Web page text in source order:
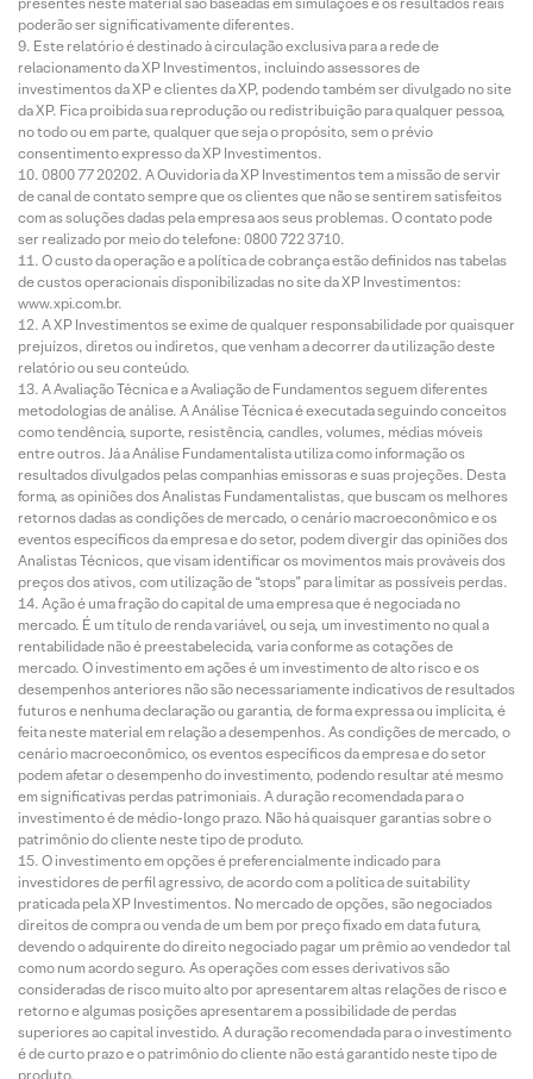
poderão ser significativamente diferentes.
Este relatório é destinado à circulação exclusiva para a rede de
relacionamento da XP Investimentos, incluindo assessores de
investimentos da XP e clientes da XP, podendo também ser divulgado no site
da XP. Fica proibida sua reprodução ou redistribuição para qualquer pessoa,
no todo ou em parte, qualquer que seja o propósito, sem o prévio
consentimento expresso da XP Investimentos.
0800 77 20202. A Ouvidoria da XP Investimentos tem a missão de servir
de canal de contato sempre que os clientes que não se sentirem satisfeitos
com as soluções dadas pela empresa aos seus problemas. O contato pode
ser realizado por meio do telefone: 0800 722 3710.
O custo da operação e a política de cobrança estão definidos nas tabelas
de custos operacionais disponibilizadas no site da XP Investimentos:
www.xpi.com.br.
A XP Investimentos se exime de qualquer responsabilidade por quaisquer
prejuízos, diretos ou indiretos, que venham a decorrer da utilização deste
relatório ou seu conteúdo.
A Avaliação Técnica e a Avaliação de Fundamentos seguem diferentes
metodologias de análise. A Análise Técnica é executada seguindo conceitos
como tendência, suporte, resistência, candles, volumes, médias móveis
entre outros. Já a Análise Fundamentalista utiliza como informação os
resultados divulgados pelas companhias emissoras e suas projeções. Desta
forma, as opiniões dos Analistas Fundamentalistas, que buscam os melhores
retornos dadas as condições de mercado, o cenário macroeconômico e os
eventos específicos da empresa e do setor, podem divergir das opiniões dos
Analistas Técnicos, que visam identificar os movimentos mais prováveis dos
preços dos ativos, com utilização de “stops” para limitar as possíveis perdas.
Ação é uma fração do capital de uma empresa que é negociada no
mercado. É um título de renda variável, ou seja, um investimento no qual a
rentabilidade não é preestabelecida, varia conforme as cotações de
mercado. O investimento em ações é um investimento de alto risco e os
desempenhos anteriores não são necessariamente indicativos de resultados
futuros e nenhuma declaração ou garantia, de forma expressa ou implícita, é
feita neste material em relação a desempenhos. As condições de mercado, o
cenário macroeconômico, os eventos específicos da empresa e do setor
podem afetar o desempenho do investimento, podendo resultar até mesmo
em significativas perdas patrimoniais. A duração recomendada para o
investimento é de médio-longo prazo. Não há quaisquer garantias sobre o
patrimônio do cliente neste tipo de produto.
O investimento em opções é preferencialmente indicado para
investidores de perfil agressivo, de acordo com a política de suitability
praticada pela XP Investimentos. No mercado de opções, são negociados
direitos de compra ou venda de um bem por preço fixado em data futura,
devendo o adquirente do direito negociado pagar um prêmio ao vendedor tal
como num acordo seguro. As operações com esses derivativos são
consideradas de risco muito alto por apresentarem altas relações de risco e
retorno e algumas posições apresentarem a possibilidade de perdas
superiores ao capital investido. A duração recomendada para o investimento
é de curto prazo e o patrimônio do cliente não está garantido neste tipo de
produto.